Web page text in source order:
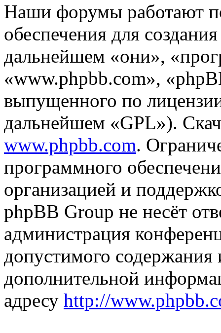
Наши форумы работают
обеспечения для
дальнейшем «они»,
«www.phpbb.com»,
выпущенного по
дальнейшем «GPL»).
www.phpbb.com.
программного
организацией и
phpBB Group не несёт
администрация
допустимого
дополнительной
адресу http://